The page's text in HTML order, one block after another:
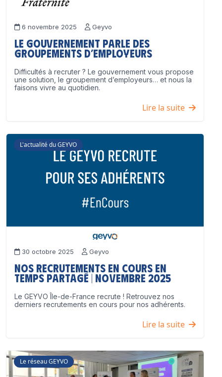
6 novembre 2025 Geyvo
Le Gouvernement parle des
groupements d’employeurs
Difficultés à recruter ? Le gouvernement vous propose
une solution, le groupement d’employeurs… et nous la
faisons vivre au quotidien.
Lire la suite
L'actualité du GEYVO
30 octobre 2025 Geyvo
Nos recrutements en cours en
temps partagé | Novembre 2025
Le GEYVO Île-de-France recrute ! Retrouvez nos
derniers recrutements en cours pour nos adhérents.
Lire la suite
Le réseau GEYVO